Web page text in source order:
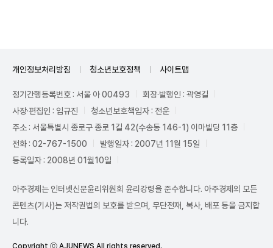
개인정보처리방침 청소년보호정책 사이트맵
정기간행등록번호 : 서울 아 00493
회장·발행인 : 곽영길
사장·편집인 : 임규진
청소년보호책임자 : 전운
주소 : 서울특별시 종로구 종로 1길 42(수송동 146-1) 이마빌딩 11층
전화 : 02-767-1500
발행일자 : 2007년 11월 15일
등록일자 : 2008년 01월10일
아주경제는 인터넷신문윤리위원회 윤리강령을 준수합니다. 아주경제의 모든
콘텐츠(기사)는 저작권법의 보호를 받으며, 무단전재, 복사, 배포 등을 금지합
니다.
Copyright ⓒ AJUNEWS All rights reserved.